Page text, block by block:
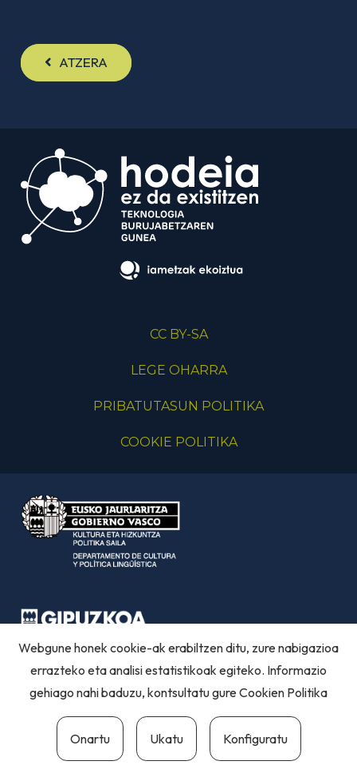
ATZERA
CC BY-SA
LEGE OHARRA
PRIBATUTASUN POLITIKA
COOKIE POLITIKA
Webgune honek cookie-ak erabiltzen ditu, zure nabigazioa
errazteko eta analisi estatistikoak egiteko. Informazio
gehiago nahi baduzu, kontsultatu gureCookien Politika
Onartu Ukatu Konfiguratu